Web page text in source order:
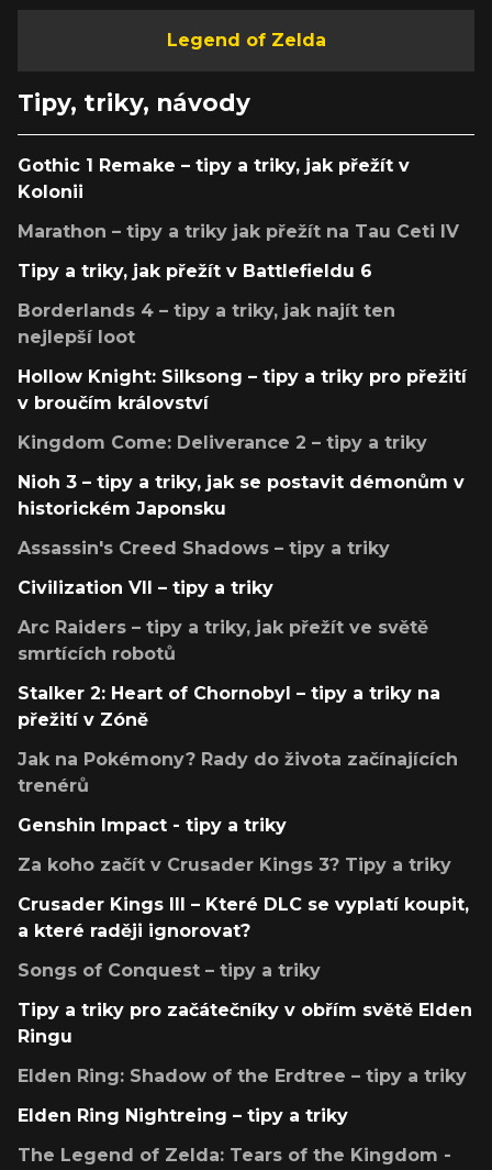
Legend of Zelda
Tipy, triky, návody
Gothic 1 Remake – tipy a triky, jak přežít v
Kolonii
Marathon – tipy a triky jak přežít na Tau Ceti IV
Tipy a triky, jak přežít v Battlefieldu 6
Borderlands 4 – tipy a triky, jak najít ten
nejlepší loot
Hollow Knight: Silksong – tipy a triky pro přežití
v broučím království
Kingdom Come: Deliverance 2 – tipy a triky
Nioh 3 – tipy a triky, jak se postavit démonům v
historickém Japonsku
Assassin's Creed Shadows – tipy a triky
Civilization VII – tipy a triky
Arc Raiders – tipy a triky, jak přežít ve světě
smrtících robotů
Stalker 2: Heart of Chornobyl – tipy a triky na
přežití v Zóně
Jak na Pokémony? Rady do života začínajících
trenérů
Genshin Impact - tipy a triky
Za koho začít v Crusader Kings 3? Tipy a triky
Crusader Kings III – Které DLC se vyplatí koupit,
a které raději ignorovat?
Songs of Conquest – tipy a triky
Tipy a triky pro začátečníky v obřím světě Elden
Ringu
Elden Ring: Shadow of the Erdtree – tipy a triky
Elden Ring Nightreing – tipy a triky
The Legend of Zelda: Tears of the Kingdom -